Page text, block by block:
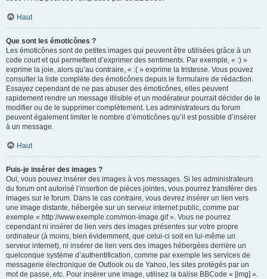
Haut
Que sont les émoticônes ?
Les émoticônes sont de petites images qui peuvent être utilisées grâce à un
code court et qui permettent d’exprimer des sentiments. Par exemple, « :) »
exprime la joie, alors qu’au contraire, « :( » exprime la tristesse. Vous pouvez
consulter la liste complète des émoticônes depuis le formulaire de rédaction.
Essayez cependant de ne pas abuser des émoticônes, elles peuvent
rapidement rendre un message illisible et un modérateur pourrait décider de le
modifier ou de le supprimer complètement. Les administrateurs du forum
peuvent également limiter le nombre d’émoticônes qu’il est possible d’insérer
à un message.
Haut
Puis-je insérer des images ?
Oui, vous pouvez insérer des images à vos messages. Si les administrateurs
du forum ont autorisé l’insertion de pièces jointes, vous pourrez transférer des
images sur le forum. Dans le cas contraire, vous devrez insérer un lien vers
une image distante, hébergée sur un serveur internet public, comme par
exemple « http://www.exemple.com/mon-image.gif ». Vous ne pourrez
cependant ni insérer de lien vers des images présentes sur votre propre
ordinateur (à moins, bien évidemment, que celui-ci soit en lui-même un
serveur internet), ni insérer de lien vers des images hébergées derrière un
quelconque système d’authentification, comme par exemple les services de
messagerie électronique de Outlook ou de Yahoo, les sites protégés par un
mot de passe, etc. Pour insérer une image, utilisez la balise BBCode « [img] ».